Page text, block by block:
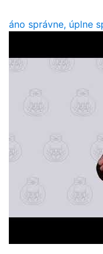
áno správne, úplne